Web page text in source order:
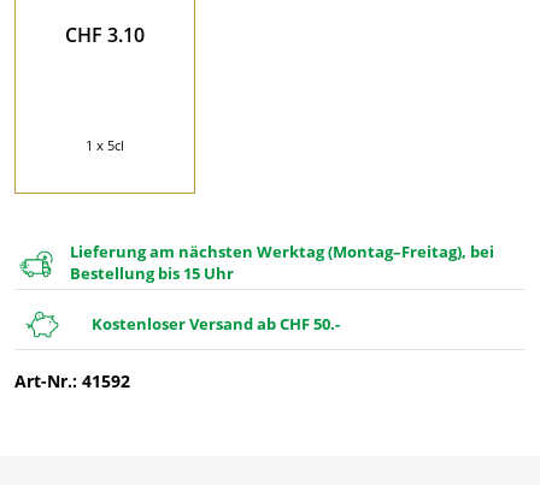
CHF 3.10
1 x 5cl
Lieferung am nächsten Werktag (Montag–Freitag), bei
Bestellung bis 15 Uhr
Kostenloser Versand ab CHF 50.-
Art-Nr.: 41592